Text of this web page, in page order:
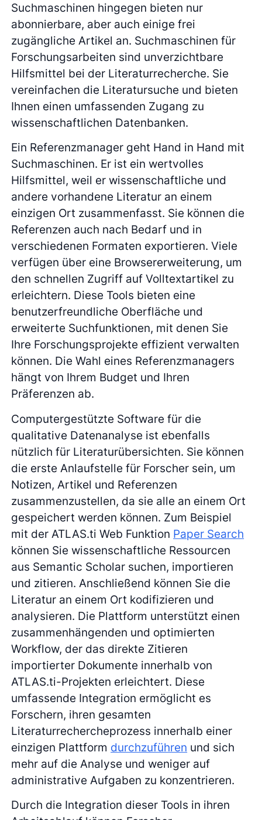
Suchmaschinen hingegen bieten nur
abonnierbare, aber auch einige frei
zugängliche Artikel an. Suchmaschinen für
Forschungsarbeiten sind unverzichtbare
Hilfsmittel bei der Literaturrecherche. Sie
vereinfachen die Literatursuche und bieten
Ihnen einen umfassenden Zugang zu
wissenschaftlichen Datenbanken.
Ein Referenzmanager geht Hand in Hand mit
Suchmaschinen. Er ist ein wertvolles
Hilfsmittel, weil er wissenschaftliche und
andere vorhandene Literatur an einem
einzigen Ort zusammenfasst. Sie können die
Referenzen auch nach Bedarf und in
verschiedenen Formaten exportieren. Viele
verfügen über eine Browsererweiterung, um
den schnellen Zugriff auf Volltextartikel zu
erleichtern. Diese Tools bieten eine
benutzerfreundliche Oberfläche und
erweiterte Suchfunktionen, mit denen Sie
Ihre Forschungsprojekte effizient verwalten
können. Die Wahl eines Referenzmanagers
hängt von Ihrem Budget und Ihren
Präferenzen ab.
Computergestützte Software für die
qualitative Datenanalyse ist ebenfalls
nützlich für Literaturübersichten. Sie können
die erste Anlaufstelle für Forscher sein, um
Notizen, Artikel und Referenzen
zusammenzustellen, da sie alle an einem Ort
gespeichert werden können. Zum Beispiel
mit der ATLAS.ti Web Funktion Paper Search
können Sie wissenschaftliche Ressourcen
aus Semantic Scholar suchen, importieren
und zitieren. Anschließend können Sie die
Literatur an einem Ort kodifizieren und
analysieren. Die Plattform unterstützt einen
zusammenhängenden und optimierten
Workflow, der das direkte Zitieren
importierter Dokumente innerhalb von
ATLAS.ti-Projekten erleichtert. Diese
umfassende Integration ermöglicht es
Forschern, ihren gesamten
Literaturrechercheprozess innerhalb einer
einzigen Plattform durchzuführen und sich
mehr auf die Analyse und weniger auf
administrative Aufgaben zu konzentrieren.
Durch die Integration dieser Tools in ihren